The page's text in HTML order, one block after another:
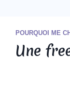
POURQUOI ME
Une